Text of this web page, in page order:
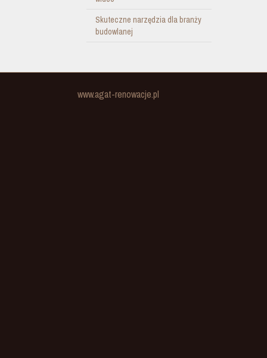
Skuteczne narzędzia dla branży
budowlanej
www.agat-renowacje.pl